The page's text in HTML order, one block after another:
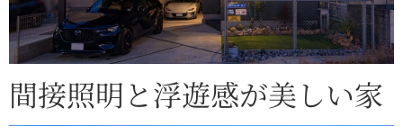
間接照明と浮遊感が美しい家